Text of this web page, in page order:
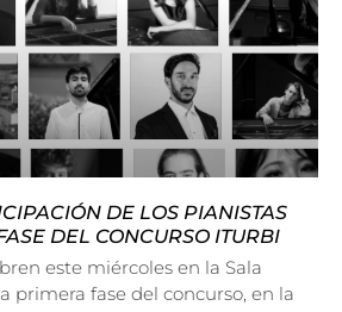
DE LOS PIANISTAS
DEL CONCURSO ITURBI
este miércoles en la Sala
primera fase del concurso, en la